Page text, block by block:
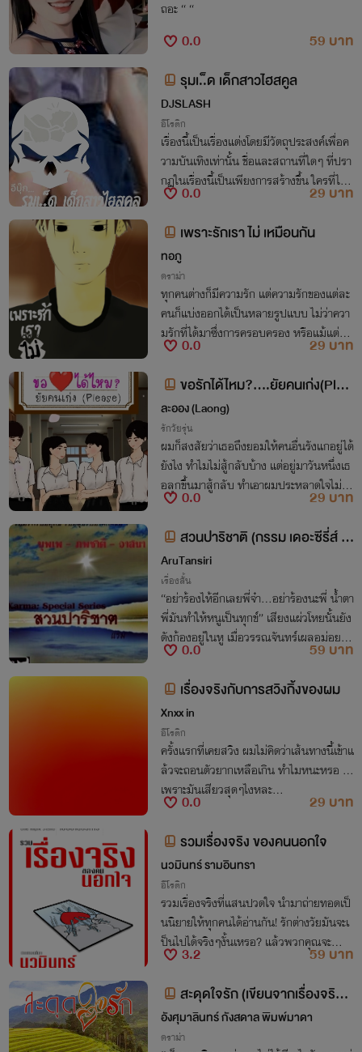
ถอะ “ “
0.0
59 บาท
รุมเ..็ด เด็กสาวไฮสคูล
DJSLASH
อีโรติก
เรื่องนี้เป็นเรื่องแต่งโดยมีวัตถุประสงค์เพื่อค
วามบันเทิงเท่านั้น ชื่อและสถานที่ใดๆ ที่ปรา
กฏในเรื่องนี้เป็นเพียงการสร้างขึ้น ใครที่ไม่ช
อบเรื่องราวการมีความสัมพันธ์กันในครอบค
0.0
29 บาท
เพราะรักเรา ไม่ เหมือนกัน
ทอภู
ดราม่า
ทุกคนต่างก็มีความรัก แต่ความรักของแต่ละ
คนก็แบ่งออกได้เป็นหลายรูปแบบ ไม่ว่าควา
มรักที่ได้มาซึ่งการครอบครอง หรือแม้แต่คว
ามรักที่ต้องยอมเพื่อให้อีกฝ่ายได้สมหวัง ต่า
0.0
29 บาท
ขอรักได้ไหม?....ยัยคนเก่ง(Plea
se)
ละออง (Laong)
รักวัยรุ่น
ผมก็สงสัยว่าเธอถึงยอมให้คนอื่นรังแกอยู่ได้
ยังไง ทำไมไม่สู้กลับบ้าง แต่อยู่มาวันหนึ่งเธ
อลุกขึ้นมาสู้กลับ ทำเอาผมประหลาดใจไม่น้
อย นับแต่วันนั้นผมก็มองเธอเปลี่ยนไปโดยสิ้
0.0
29 บาท
สวนปาริชาติ (กรรม เดอะซีรี่ส์ ต
อนพิเศษ)
AruTansiri
เรื่องสั้น
“อย่าร้องไห้อีกเลยพี่จ๋า...อย่าร้องนะพี่ น้ำตา
พี่มันทำให้หนูเป็นทุกข์” เสียงแผ่วโหยนั้นยัง
ดังก้องอยู่ในหู เมื่อวรรณจันทร์เผลอม่อยห
ลับไปในยามใกล้รุ่งสางของเช้าวันเก็บเถ้ากร
ะดูกของน้องสาวผู้เป็นที่รัก
0.0
59 บาท
เรื่องจริงกับการสวิงกิ้งของผม
Xnxx in
อีโรติก
ครั้งแรกที่เคยสวิง ผมไม่คิดว่าเส้นทางนี้เข้าแ
ล้วจะถอนตัวยากเหลือเกิน ทำไมหนะหรอ ...
เพราะมันเสียวสุดๆไงหละ...
0.0
29 บาท
รวมเรื่องจริง ของคนนอกใจ
นวมินทร์ รามอินทรา
อีโรติก
รวมเรื่องจริงที่แสนปวดใจ นำมาถ่ายทอดเป็
นนิยายให้ทุกคนได้อ่านกัน! รักต่างวัยมันจะเ
ป็นไปได้จริงๆงั้นเหรอ? แล้วพวกคุณจะทำยั
งไง ถ้าหากแฟนของคุณมาบอกว่า เธอไปขา
สารและพูดคุยกับนักเขียนได้ที่ https://ww
w.facebook.com/NTRwritter
3.2
59 บาท
สะดุดใจรัก (เขียนจากเรื่องจริง)
นิยายเรื่องสั้น
อังศุมาลินทร์ กังสดาล พิมพ์มาดา
ดราม่า